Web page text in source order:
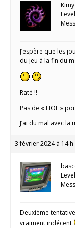
Kimy
J’espère que les
du jeu à la fin du
Raté !!
Pas de « HOF »
J’ai du mal avec
3 février 2024 à 14 h
Deuxième
vraiment indécent